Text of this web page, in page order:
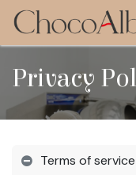
Skip to Content
Privacy
Terms of service